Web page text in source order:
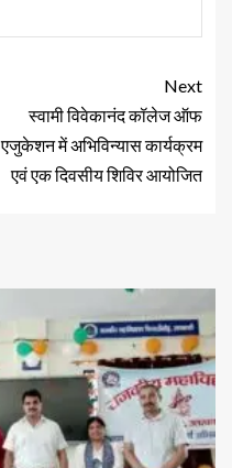
Next
स्वामी विवेकानंद कॉलेज ऑफ
एजुकेशन में अभिविन्यास कार्यक्रम
एवं एक दिवसीय शिविर आयोजित